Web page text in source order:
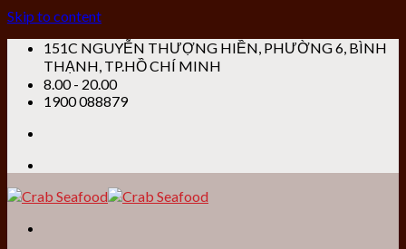
Skip to content
151C NGUYỄN THƯỢNG HIỀN, PHƯỜNG 6, BÌNH
THẠNH, TP.HỒ CHÍ MINH
8.00 - 20.00
1900 088879